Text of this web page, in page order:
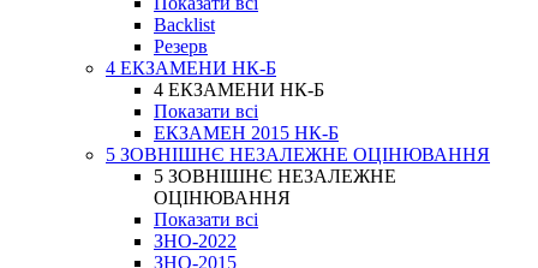
Backlist
Резерв
4 ЕКЗАМЕНИ НК-Б
4 ЕКЗАМЕНИ НК-Б
Показати всі
ЕКЗАМЕН 2015 НК-Б
5 ЗОВНІШНЄ НЕЗАЛЕЖНЕ ОЦІНЮВАННЯ
5 ЗОВНІШНЄ НЕЗАЛЕЖНЕ
ОЦІНЮВАННЯ
Показати всі
ЗНО-2022
ЗНО-2015